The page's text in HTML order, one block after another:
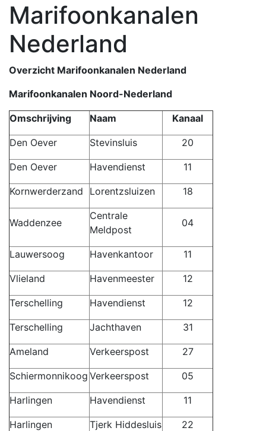
Marifoonkanalen
Nederland
Overzicht Marifoonkanalen Nederland
Marifoonkanalen Noord-Nederland
Omschrijving Naam Kanaal
Den Oever Stevinsluis 20
Den Oever Havendienst 11
Kornwerderzand Lorentzsluizen 18
Waddenzee
Centrale
Meldpost
04
Lauwersoog Havenkantoor 11
Vlieland Havenmeester 12
Terschelling Havendienst 12
Terschelling Jachthaven 31
Ameland Verkeerspost 27
Schiermonnikoog Verkeerspost 05
Harlingen Havendienst 11
Harlingen Tjerk Hiddesluis 22